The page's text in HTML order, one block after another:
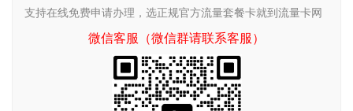
支持在线免费申请办理，选正规官方流量套餐卡就到流量卡网
微信客服（微信群请联系客服）